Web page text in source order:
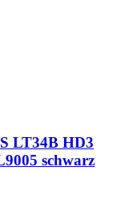
LT34B HD3
schwarz